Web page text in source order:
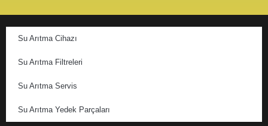
Su Arıtma Cihazı
Su Arıtma Filtreleri
Su Arıtma Servis
Su Arıtma Yedek Parçaları